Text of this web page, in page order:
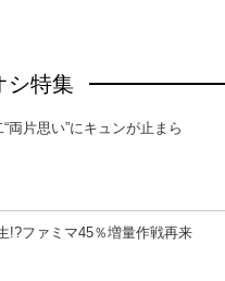
シ特集
両片思い”にキュンが止まら
!?ファミマ45％増量作戦再来